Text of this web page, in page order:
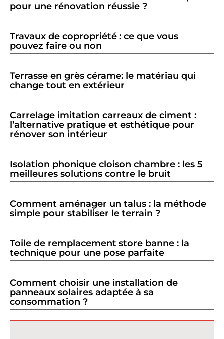
pour une rénovation réussie ?
Travaux de copropriété : ce que vous
pouvez faire ou non
Terrasse en grès cérame: le matériau qui
change tout en extérieur
Carrelage imitation carreaux de ciment :
l’alternative pratique et esthétique pour
rénover son intérieur
Isolation phonique cloison chambre : les 5
meilleures solutions contre le bruit
Comment aménager un talus : la méthode
simple pour stabiliser le terrain ?
Toile de remplacement store banne : la
technique pour une pose parfaite
Comment choisir une installation de
panneaux solaires adaptée à sa
consommation ?